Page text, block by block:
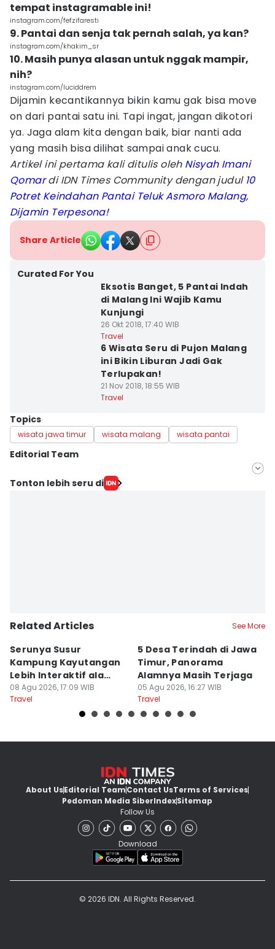
tempat instagramable ini!
instagram.com/fefzifaresti
9. Pantai dan senja tak pernah salah, ya kan?
instagram.com/khakim_sr
10. Masih punya alasan untuk nggak mampir,
nih?
instagram.com/luciddrem
Dijamin kecantikannya bikin kamu gak bisa move
on dari pantai satu ini. Tapi ingat, jangan dikotori
ya. Jaga alam kita dengan baik, biar nanti ada
yang masih bisa dilihat sampai anak cucu.
Artikel ini pertama kali ditulis oleh Nisyah Imani
Qomardi IDN Times Community dengan judul 10
Potret Keindahan Pantai Teluk Asmoro Malang,
Dijamin Terpesona!
Share Article
Curated For You
Eksotis Banget, 5 Pantai Indah
di Malang Ini Wajib Kamu
Kunjungi
26 Okt 2018, 17:40 WIB
Travel
6 Wisata Seru di Pujon Malang
ini Bikin Liburan Jadi Gak
Terlupakan!
21 Nov 2018, 18:55 WIB
Travel
Topics
wisata jawa timur wisata malang wisata pantai
Editorial Team
Editor
Tonton lebih seru di
Related Articles See More
Serunya Susur
Kampung Kayutangan
Lebih Interaktif ala
Kelana Race
08 Agu 2026, 17:09 WIB
Travel
5 Desa Terindah di Jawa
Timur, Panorama
Alamnya Masih Terjaga
05 Agu 2026, 16:27 WIB
Travel
About UsEditorial TeamContact UsTerms of Services
Pedoman Media SiberIndexSitemap
Follow Us
Download
© 2026 IDN. All Rights Reserved.